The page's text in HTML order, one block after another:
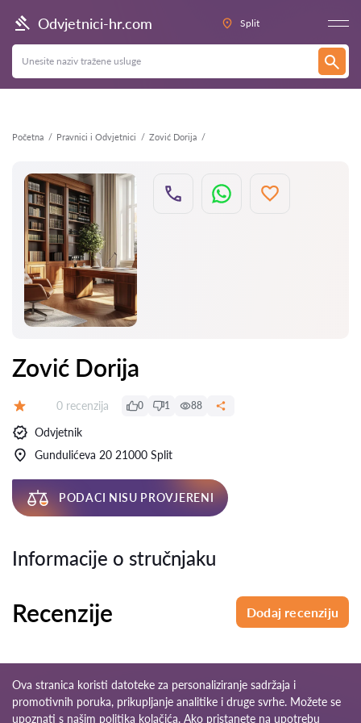
Odvjetnici-hr.com Split
Početna Pravnici i Odvjetnici Zović Dorija
Natrag
Zović Dorija
Recenzija:
0 recenzija 0 1 88
Odvjetnik
Gundulićeva 20 21000 Split
PODACI NISU PROVJERENI
Informacije o stručnjaku
Recenzije Dodaj recenziju
Ova stranica koristi datoteke za personaliziranje sadržaja i
promotivnih poruka, prikupljanje analitike i druge svrhe. Možete se
upoznati s našim politika kolačića. Ako pristanete na upotrebu